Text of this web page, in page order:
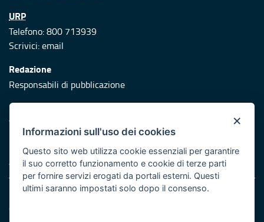
URP
Telefono: 800 713939
Scrivici:email
Redazione
Responsabili di pubblicazione
Protezione civile
Vai al sito di Protezione Civile Puglia
Iniziativa finanziata con risorse del POR Puglia 2014/2020 -
Asse XI
Note legali
Cookie e privacy
×
Informazioni sull'uso dei cookies
Questo sito web utilizza cookie essenziali per garantire
il suo corretto funzionamento e cookie di terze parti
per fornire servizi erogati da portali esterni. Questi
ultimi saranno impostati solo dopo il consenso.